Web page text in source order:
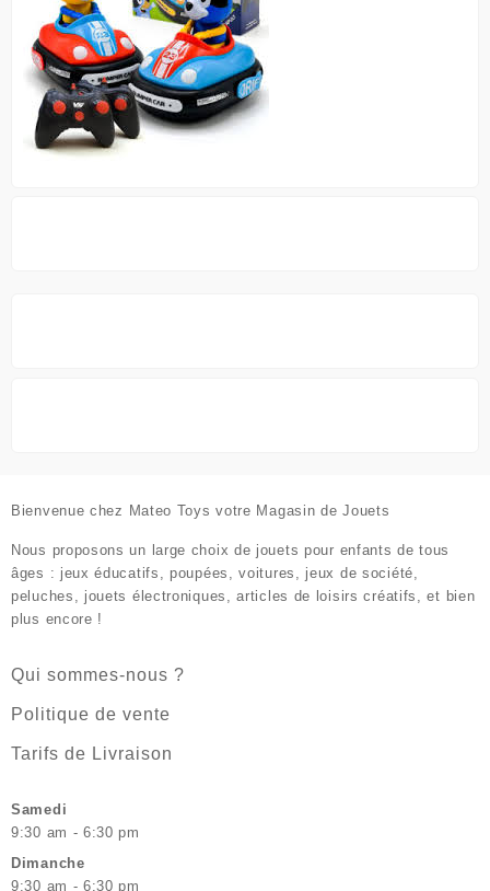
Bienvenue chez Mateo Toys votre Magasin de Jouets
Nous proposons un large choix de jouets pour enfants de tous
âges : jeux éducatifs, poupées, voitures, jeux de société,
peluches, jouets électroniques, articles de loisirs créatifs, et bien
plus encore !
Qui sommes-nous ?
Politique de vente
Tarifs de Livraison
Samedi
9:30 am - 6:30 pm
Dimanche
9:30 am - 6:30 pm